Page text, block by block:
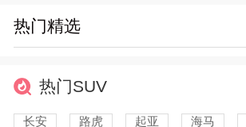
热门精选
热门SUV
长安 路虎 起亚 海马